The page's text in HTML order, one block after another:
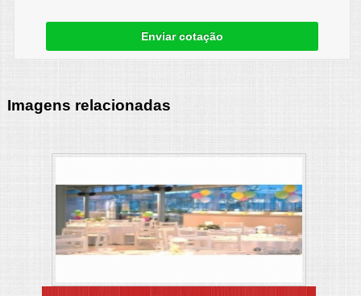
Enviar cotação
Imagens relacionadas